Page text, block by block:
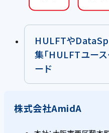
HULFTや
集「HULFTユース
ード
株式会社AmidA